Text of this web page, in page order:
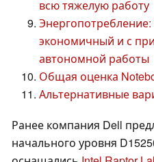
всю тяжелую работу
экономичный и с
автономной работы
Общая оценка
Альтернативные
Ранее компания Dell
начального уровня